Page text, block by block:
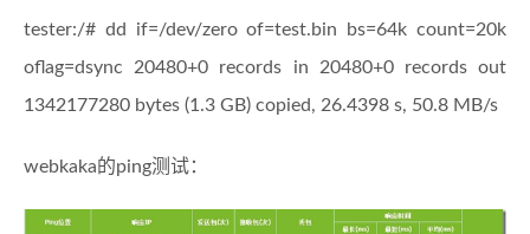
tester:/# dd if=/dev/zero of=test.bin bs=64k count=20k
oflag=dsync 20480+0 records in 20480+0 records out
1342177280 bytes (1.3 GB) copied, 26.4398 s, 50.8 MB/s
webkaka的ping测试：